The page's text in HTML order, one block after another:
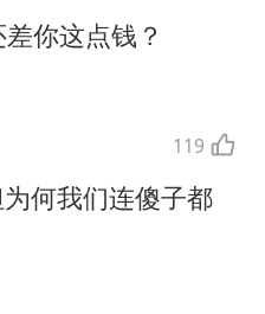
你这点钱？
119
何我们连傻子都